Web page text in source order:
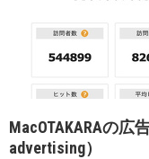
MacOTAKARAの広
advertising）